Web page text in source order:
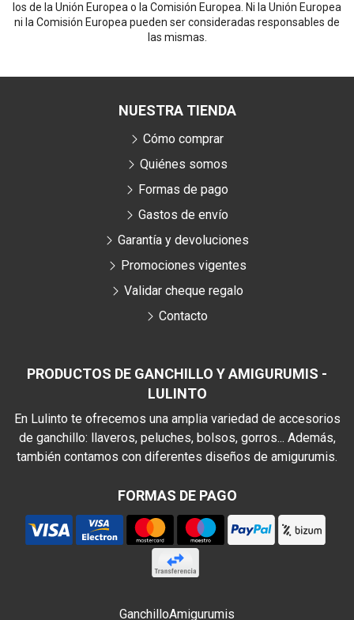
los de la Unión Europea o la Comisión Europea. Ni la Unión Europea
ni la Comisión Europea pueden ser consideradas responsables de
las mismas.
PRODUCTOS DE GANCHILLO Y AMIGURUMIS -
LULINTO
En Lulinto te ofrecemos una amplia variedad de accesorios
de ganchillo: llaveros, peluches, bolsos, gorros... Además,
también contamos con diferentes diseños de amigurumis.
FORMAS DE PAGO
NUESTRA TIENDA
Cómo comprar
Quiénes somos
Formas de pago
Gastos de envío
Garantía y devoluciones
Promociones vigentes
Validar cheque regalo
Contacto
GanchilloAmigurumis